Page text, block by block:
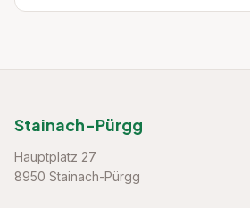
Stainach-Pürgg
Hauptplatz 27
8950 Stainach-Pürgg